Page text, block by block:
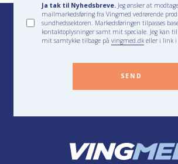
Ja tak til Nyhedsbreve. Jeg ønsker at
mailmarkedsføring fra Vingmed vedrørende
sundhedssektoren. Markedsføringen tilpasses
kontaktoplysninger samt mit speciale. Jeg kan
mit samtykke tilbage påvingmed.dk eller i link i
SEND